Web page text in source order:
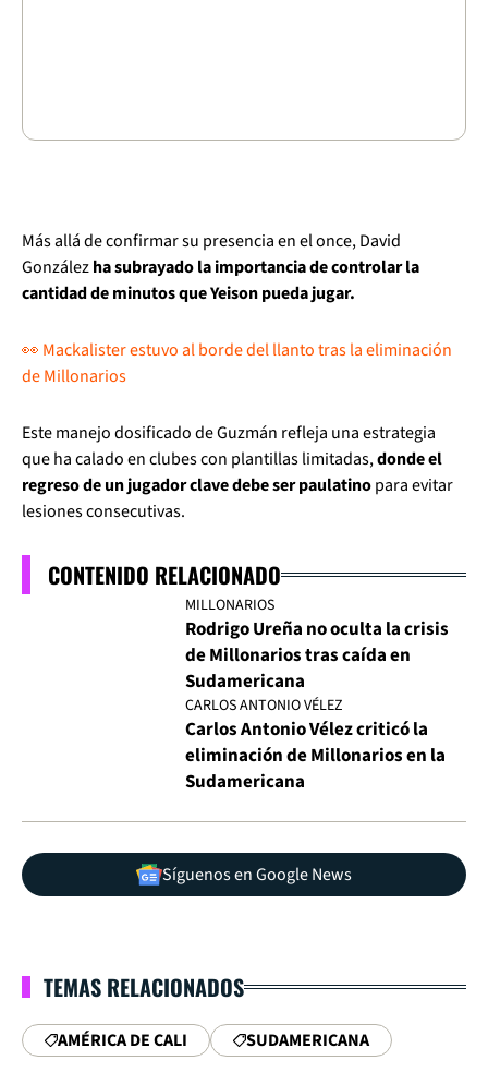
Más allá de confirmar su presencia en el once, David
Gonzálezha subrayado la importancia de controlar la
cantidad de minutos que Yeison pueda jugar.
👀 Mackalister estuvo al borde del llanto tras la eliminación
de Millonarios
Este manejo dosificado de Guzmán refleja una estrategia
que ha calado en clubes con plantillas limitadas,donde el
regreso de un jugador clave debe ser paulatinopara evitar
lesiones consecutivas.
CONTENIDO RELACIONADO
MILLONARIOS
Rodrigo Ureña no oculta la crisis
de Millonarios tras caída en
Sudamericana
CARLOS ANTONIO VÉLEZ
Carlos Antonio Vélez criticó la
eliminación de Millonarios en la
Sudamericana
Síguenos en Google News
TEMAS RELACIONADOS
AMÉRICA DE CALI SUDAMERICANA